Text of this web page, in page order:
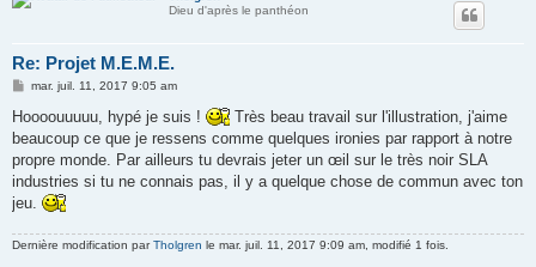
Dieu d'après le panthéon
Re: Projet M.E.M.E.
M
s
a
g
mar. juil. 11, 2017 9:05 am
Hoooouuuuu, hypé je suis !
Très beau travail sur l'illustration, j'aime
beaucoup ce que je ressens comme quelques ironies par rapport à notre
propre monde. Par ailleurs tu devrais jeter un œil sur le très noir SLA
industries si tu ne connais pas, il y a quelque chose de commun avec ton
jeu.
Dernière modification parTholgren le mar. juil. 11, 2017 9:09 am, modifié 1 fois.